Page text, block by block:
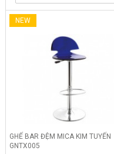
NEW
GHẾ BAR ĐỆM MICA KIM TUYẾN
GNTX005